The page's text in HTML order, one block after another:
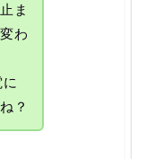
ま
わ
？